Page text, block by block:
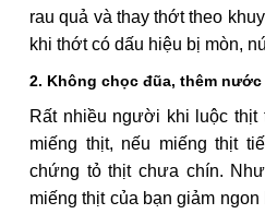
rau quả và thay thớt theo
khi thớt có dấu hiệu bị mòn,
2. Không chọc đũa, thêm
Rất nhiều người khi luộc
miếng thịt, nếu miếng thịt
chứng tỏ thịt chưa chín.
miếng thịt của bạn giảm